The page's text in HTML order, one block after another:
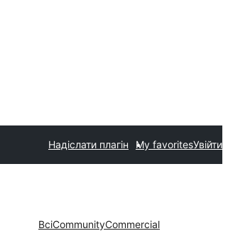
Надіслати плагін My favoritesУвійти
ВсіCommunityCommercial